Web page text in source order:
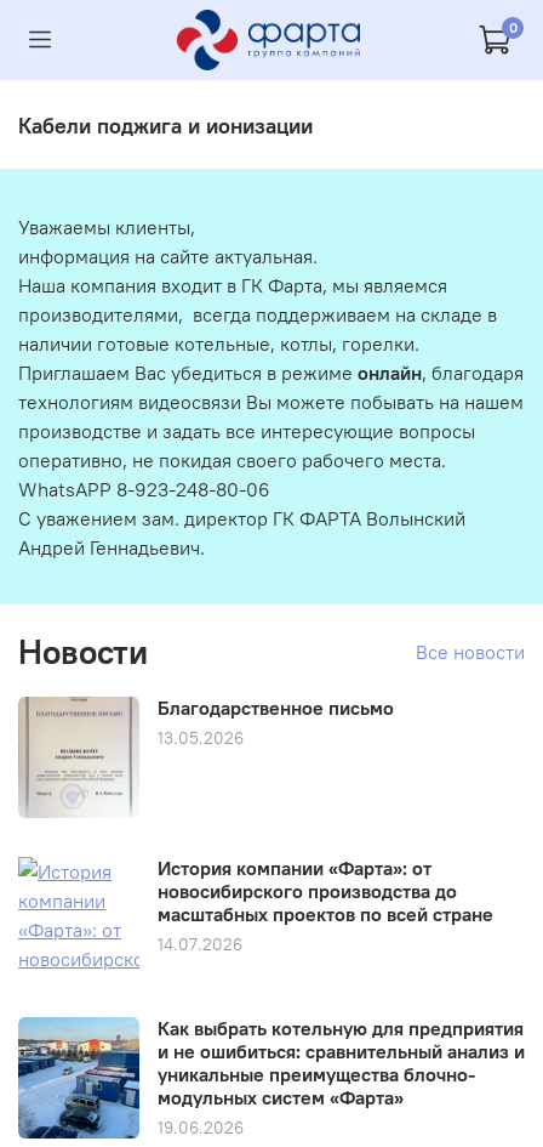
0
Кабели поджига и ионизации
Уважаемы клиенты,
информация на сайте актуальная.
Наша компания входит в ГК Фарта, мы являемся
производителями, всегда поддерживаем на складе в
наличии готовые котельные, котлы, горелки.
Приглашаем Вас убедиться в режиме онлайн, благодаря
технологиям видеосвязи Вы можете побывать на нашем
производстве и задать все интересующие вопросы
оперативно, не покидая своего рабочего места.
WhatsAPP 8-923-248-80-06
С уважением зам. директор ГК ФАРТА Волынский
Андрей Геннадьевич.
Новости Все новости
Благодарственное письмо
13.05.2026
История компании «Фарта»: от
новосибирского производства до
масштабных проектов по всей стране
14.07.2026
Как выбрать котельную для предприятия
и не ошибиться: сравнительный анализ и
уникальные преимущества блочно-
модульных систем «Фарта»
19.06.2026